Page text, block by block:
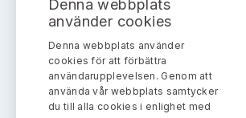
Denna webbplats
använder cookies
Denna webbplats använder
cookies för att förbättra
användarupplevelsen. Genom att
använda vår webbplats samtycker
du till alla cookies i enlighet med